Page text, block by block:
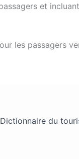
et
les passagers